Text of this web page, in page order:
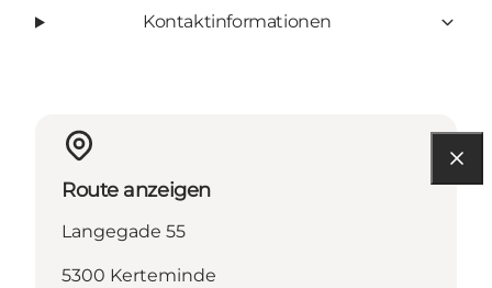
Kontaktinformationen
Route anzeigen
Langegade 55
5300 Kerteminde